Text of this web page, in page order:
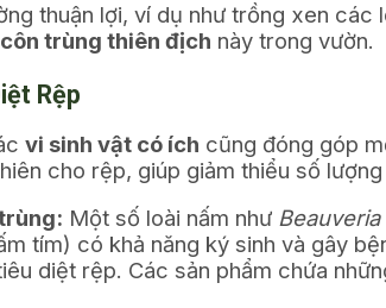
thuận lợi, ví dụ như trồng xen
côn trùng thiên địch này trong vườn.
Rệp
vi sinh vật có ích cũng đóng góp
cho rệp, giúp giảm thiểu số
Một số loài nấm như
tím) có khả năng ký sinh và gây
diệt rệp. Các sản phẩm chứa